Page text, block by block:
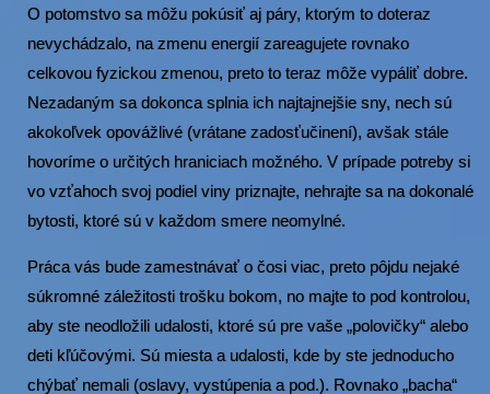
O potomstvo sa môžu pokúsiť aj páry, ktorým to doteraz
nevychádzalo, na zmenu energií zareagujete rovnako
celkovou fyzickou zmenou, preto to teraz môže vypáliť dobre.
Nezadaným sa dokonca splnia ich najtajnejšie sny, nech sú
akokoľvek opovážlivé (vrátane zadosťučinení), avšak stále
hovoríme o určitých hraniciach možného. V prípade potreby si
vo vzťahoch svoj podiel viny priznajte, nehrajte sa na dokonalé
bytosti, ktoré sú v každom smere neomylné.
Práca vás bude zamestnávať o čosi viac, preto pôjdu nejaké
súkromné záležitosti trošku bokom, no majte to pod kontrolou,
aby ste neodložili udalosti, ktoré sú pre vaše „polovičky“ alebo
deti kľúčovými. Sú miesta a udalosti, kde by ste jednoducho
chýbať nemali (oslavy, vystúpenia a pod.). Rovnako „bacha“